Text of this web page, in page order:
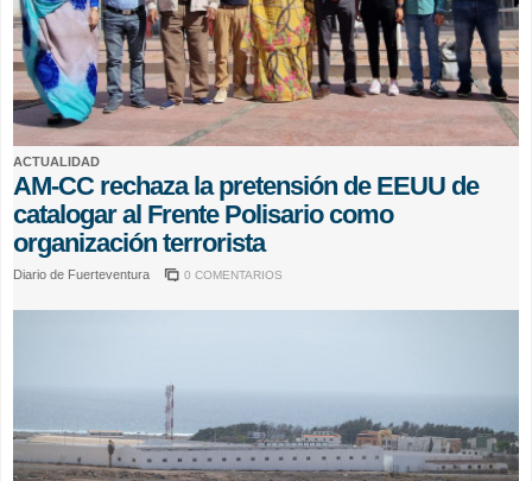
ACTUALIDAD
AM-CC rechaza la pretensión de EEUU de
catalogar al Frente Polisario como
organización terrorista
Diario de Fuerteventura 0 COMENTARIOS